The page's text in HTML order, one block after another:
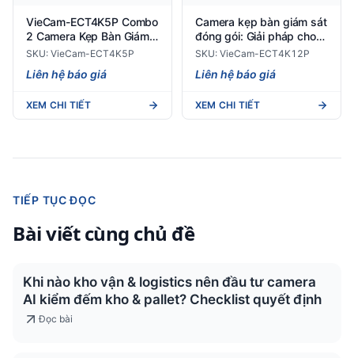
VieCam-ECT4K5P Combo
2 Camera Kẹp Bàn Giám
Sát Quy Trình Đóng Gói
SKU: VieCam-ECT4K5P
Liên hệ báo giá
XEM CHI TIẾT
Camera kẹp bàn giám sát
đóng gói: Giải pháp cho
chuỗi bán lẻ
SKU: VieCam-ECT4K12P
Liên hệ báo giá
XEM CHI TIẾT
TIẾP TỤC ĐỌC
Bài viết cùng chủ đề
Khi nào kho vận & logistics nên đầu tư camera
AI kiểm đếm kho & pallet? Checklist quyết định
Đọc bài